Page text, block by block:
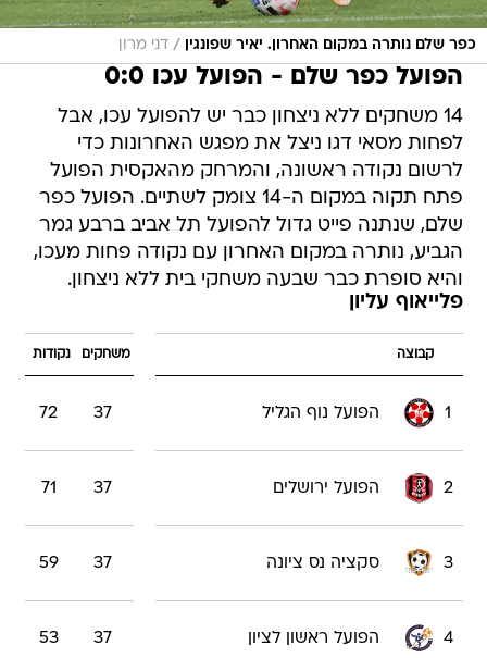
כפר שלם נותרה במקום האחרון. יאיר שפונגין / דני מרון
הפועל כפר שלם - הפועל עכו 0:0
14 משחקים ללא ניצחון כבר יש להפועל עכו, אבל
לפחות מסאי דגו ניצל את מפגש האחרונות כדי
לרשום נקודה ראשונה, והמרחק מהאקסית הפועל
פתח תקוה במקום ה-14 צומק לשתיים. הפועל כפר
שלם, שנתנה פייט גדול להפועל תל אביב ברבע גמר
הגביע, נותרה במקום האחרון עם נקודה פחות מעכו,
והיא סופרת כבר שבעה משחקי בית ללא ניצחון.
פלייאוף עליון
קבוצה משחקים נקודות
1 הפועל נוף הגליל 37
72
2 הפועל ירושלים 37
71
3 סקציה נס ציונה 37
59
4 הפועל ראשון לציון 37
53